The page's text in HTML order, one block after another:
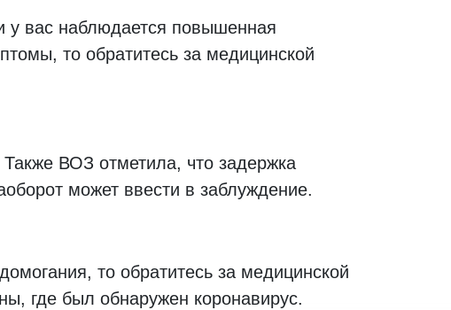
вас наблюдается повышенная
то обратитесь за медицинской
ВОЗ отметила, что задержка
может ввести в заблуждение.
то обратитесь за медицинской
где был обнаружен коронавирус.